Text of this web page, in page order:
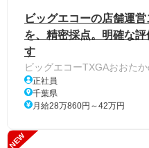
ビッグエコーの店舗運
を、精密採点。明確な
す
ビッグエコーTXGAおおた
正社員
千葉県
月給28万860円～42万円
NEW